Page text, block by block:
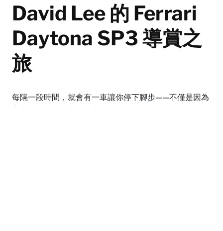
David Lee 的 Ferrari
Daytona SP3 導賞之
旅
每隔一段時間，就會有一車讓你停下腳步——不僅是因為